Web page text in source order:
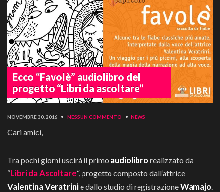
Ecco “Favolè” audiolibro del
progetto “Libri da ascoltare”
NOVEMBRE 30, 2016 • NESSUN COMMENTO • NEWS
Cari amici,
Tra pochi giorni uscirà il primo audiolibrorealizzato da
“Libri da Ascoltare“, progetto composto dall’attrice
Valentina Veratrinie dallo studio di registrazioneWamajo.